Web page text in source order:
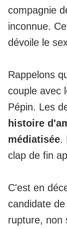
compagnie
inconnue.
dévoile le
Rappelons
couple avec
Pépin. Les
histoire
médiatisée.
clap de fin
C'est en
candidate
rupture, non